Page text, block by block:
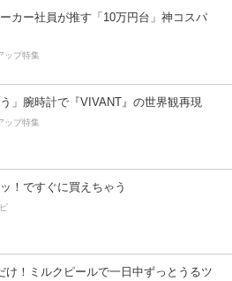
ーカー社員が推す「10万円台」神コスパ
ップ特集
う」腕時計で『VIVANT』の世界観再現
ップ特集
！ですぐに買えちゃう
け！ミルクピールで一日中ずっとうるツ